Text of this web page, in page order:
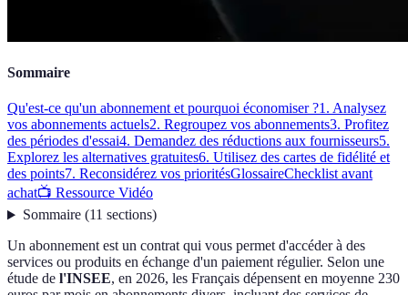
Sommaire
Qu'est-ce qu'un abonnement et pourquoi économiser ?1. Analysez
vos abonnements actuels2. Regroupez vos abonnements3. Profitez
des périodes d'essai4. Demandez des réductions aux fournisseurs5.
Explorez les alternatives gratuites6. Utilisez des cartes de fidélité et
des points7. Reconsidérez vos prioritésGlossaireChecklist avant
achat📺 Ressource Vidéo
Sommaire(11 sections)
Un abonnement est un contrat qui vous permet d'accéder à des
services ou produits en échange d'un paiement régulier. Selon une
étude de l'INSEE, en 2026, les Français dépensent en moyenne 230